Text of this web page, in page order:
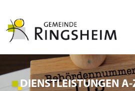
DIENSTLEISTUNGEN A-